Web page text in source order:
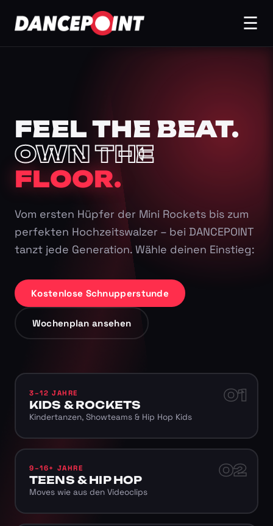
☰
FEEL THE BEAT.
OWN THE
FLOOR.
Vom ersten Hüpfer der Mini Rockets bis zum
perfekten Hochzeitswalzer – bei DANCEPOINT
tanzt jede Generation. Wähle deinen Einstieg:
Kostenlose Schnupperstunde
Wochenplan ansehen
01
3–12 JAHRE
KIDS & ROCKETS
Kindertanzen, Showteams & Hip Hop Kids
02
9–16+ JAHRE
TEENS & HIP HOP
Moves wie aus den Videoclips